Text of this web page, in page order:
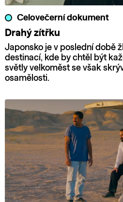
Celovečerní dokument
Drahý zítřku
Japonsko je v poslední době
destinací, kde by chtěl být
světly velkoměst se však
osamělosti.